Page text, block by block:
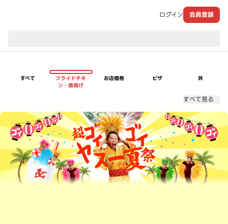
ログイン 会員登録
すべて
フライドチキ
ン・唐揚げ
お店価格 ピザ 丼
すべて見る
超ゴイゴイヤスー夏祭